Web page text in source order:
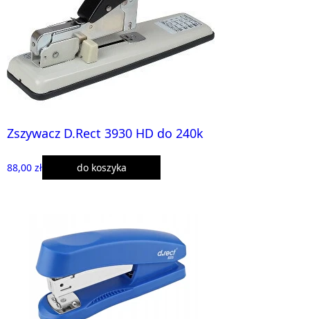
Zszywacz D.Rect 3930 HD do 240k
88,00 zł do koszyka